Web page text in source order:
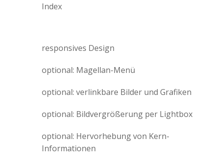
Index
responsives Design
optional: Magellan-Menü
optional: verlinkbare Bilder und Grafiken
optional: Bildvergrößerung per Lightbox
optional: Hervorhebung von Kern-
Informationen